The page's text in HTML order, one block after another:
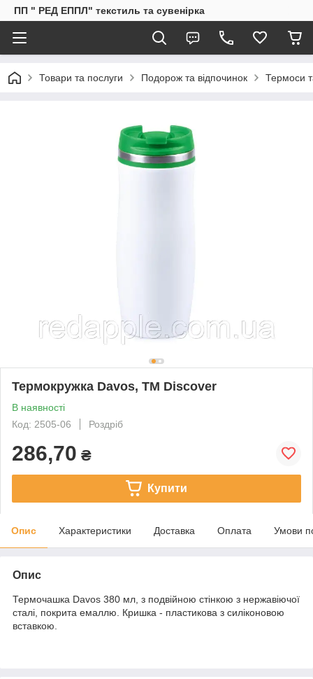
ПП " РЕД ЕППЛ" текстиль та сувенірка
Товари та послуги Подорож та відпочинок Термоси
Термокружка Davos, ТМ Discover
В наявності
Код: 2505-06
Роздріб
286,70 ₴
Купити
Опис Характеристики Доставка Оплата Умови
Опис
Термочашка Davos 380 мл, з подвійною стінкою з нержавіючої
сталі, покрита емаллю. Кришка - пластикова з силіконовою
вставкою.